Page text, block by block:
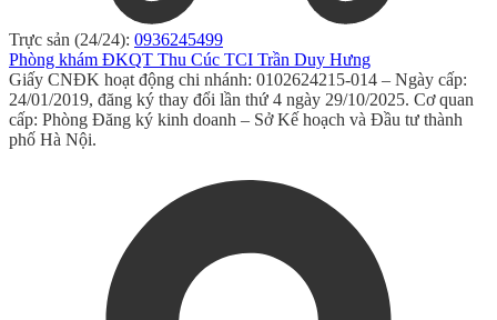
Trực sản (24/24): 0936245499
Phòng khám ĐKQT Thu Cúc TCI Trần Duy Hưng
Giấy CNĐK hoạt động chi nhánh: 0102624215-014 – Ngày cấp:
24/01/2019, đăng ký thay đổi lần thứ 4 ngày 29/10/2025. Cơ quan
cấp: Phòng Đăng ký kinh doanh – Sở Kế hoạch và Đầu tư thành
phố Hà Nội.